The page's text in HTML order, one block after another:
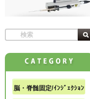
脳・脊髄固定/ｲﾝｼﾞｪｸｼｮﾝ